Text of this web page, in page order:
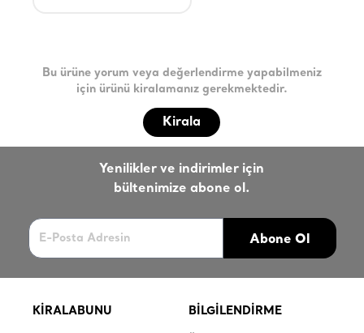
Bu ürüne yorum veya değerlendirme yapabilmeniz
için ürünü kiralamanız gerekmektedir.
Kirala
Yenilikler ve indirimler için
bültenimize abone ol.
Abone Ol
KİRALABUNU BİLGİLENDİRME